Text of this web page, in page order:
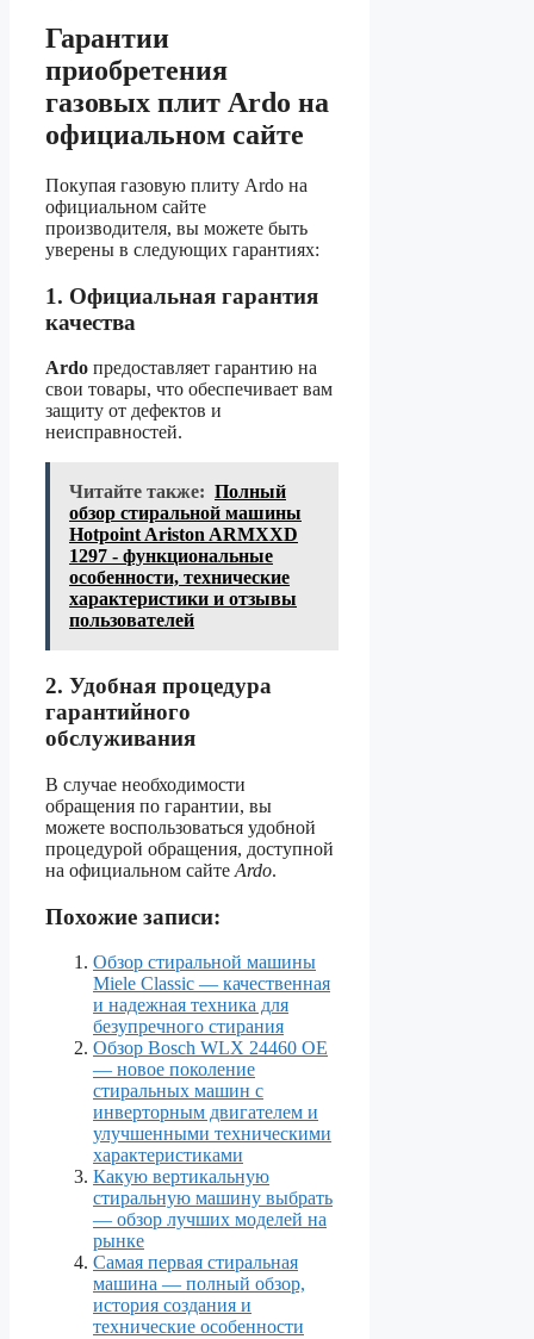
Гарантии
приобретения
газовых плит Ardo на
официальном сайте
Покупая газовую плиту Ardo на
официальном сайте
производителя, вы можете быть
уверены в следующих гарантиях:
1. Официальная гарантия
качества
Ardo предоставляет гарантию на
свои товары, что обеспечивает вам
защиту от дефектов и
неисправностей.
Читайте также: Полный
обзор стиральной машины
Hotpoint Ariston ARMXXD
1297 - функциональные
особенности, технические
характеристики и отзывы
пользователей
2. Удобная процедура
гарантийного
обслуживания
В случае необходимости
обращения по гарантии, вы
можете воспользоваться удобной
процедурой обращения, доступной
на официальном сайте Ardo.
Похожие записи:
Обзор стиральной машины
Miele Classic — качественная
и надежная техника для
безупречного стирания
Обзор Bosch WLX 24460 OE
— новое поколение
стиральных машин с
инверторным двигателем и
улучшенными техническими
характеристиками
Какую вертикальную
стиральную машину выбрать
— обзор лучших моделей на
рынке
Самая первая стиральная
машина — полный обзор,
история создания и
технические особенности